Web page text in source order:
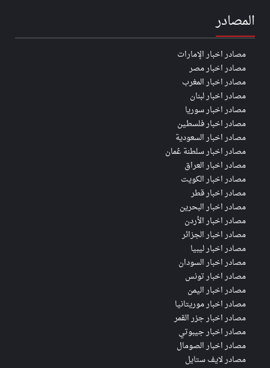
المصادر
مصادر اخبار الإمارات
مصادر اخبار مصر
مصادر اخبار المغرب
مصادر اخبار لبنان
مصادر اخبار سوريا
مصادر اخبار فلسطين
مصادر اخبار السعودية
مصادر اخبار سلطنة عُمان
مصادر اخبار العراق
مصادر اخبار الكويت
مصادر اخبار قطر
مصادر اخبار البحرين
مصادر اخبار الأردن
مصادر اخبار الجزائر
مصادر اخبار ليبيا
مصادر اخبار السودان
مصادر اخبار تونس
مصادر اخبار اليمن
مصادر اخبار موريتانيا
مصادر اخبار جزر القمر
مصادر اخبار جيبوتي
مصادر اخبار الصومال
مصادر لايف ستايل